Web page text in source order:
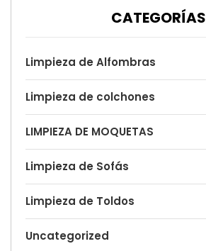
CATEGORÍAS
Limpieza de Alfombras
Limpieza de colchones
LIMPIEZA DE MOQUETAS
Limpieza de Sofás
Limpieza de Toldos
Uncategorized